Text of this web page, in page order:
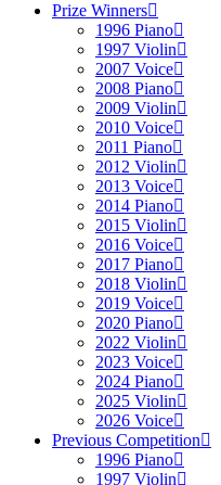
Prize Winners
1996 Piano
1997 Violin
2007 Voice
2008 Piano
2009 Violin
2010 Voice
2011 Piano
2012 Violin
2013 Voice
2014 Piano
2015 Violin
2016 Voice
2017 Piano
2018 Violin
2019 Voice
2020 Piano
2022 Violin
2023 Voice
2024 Piano
2025 Violin
2026 Voice
Previous Competition
1996 Piano
1997 Violin